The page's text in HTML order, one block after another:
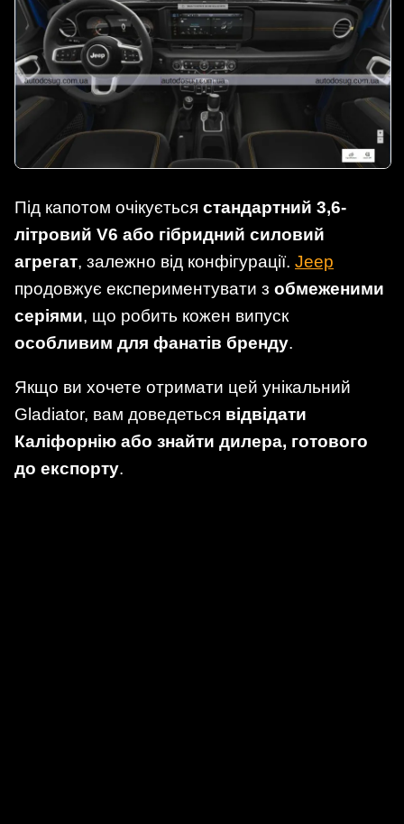
Під капотом очікується стандартний 3,6-
літровий V6 або гібридний силовий
агрегат, залежно від конфігурації. Jeep
продовжує експериментувати з обмеженими
серіями, що робить кожен випуск
особливим для фанатів бренду.
Якщо ви хочете отримати цей унікальний
Gladiator, вам доведеться відвідати
Каліфорнію або знайти дилера, готового
до експорту.